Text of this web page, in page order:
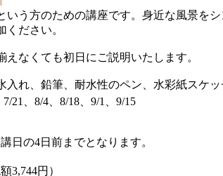
う方のための講座です。身近な風景を
ださい。
なくても初日にご説明いたします。
れ、鉛筆、耐水性のペン、水彩紙スケ
21、8/4、8/18、9/1、9/15
日の4日前までとなります。
3,744円）